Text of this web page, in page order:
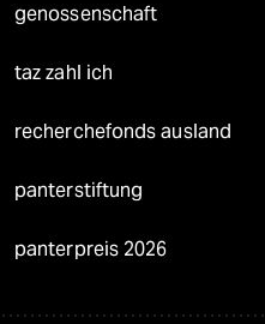
genossenschaft
taz zahl ich
recherchefonds ausland
panterstiftung
panterpreis 2026